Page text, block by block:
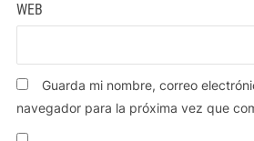
WEB
Guarda mi nombre, correo
navegador para la próxima vez que